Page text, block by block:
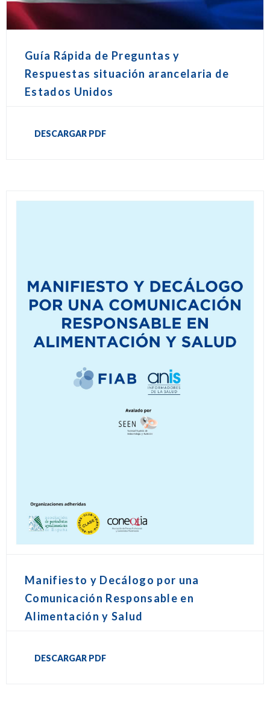
Guía Rápida de Preguntas y
Respuestas situación arancelaria de
Estados Unidos
DESCARGAR PDF
Manifiesto y Decálogo por una
Comunicación Responsable en
Alimentación y Salud
DESCARGAR PDF